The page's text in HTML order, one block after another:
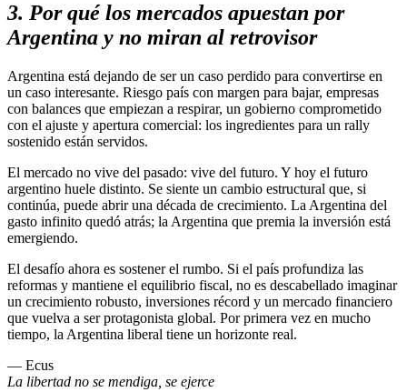
3. Por qué los mercados apuestan por
Argentina y no miran al retrovisor
Argentina está dejando de ser un caso perdido para convertirse en
un caso interesante. Riesgo país con margen para bajar, empresas
con balances que empiezan a respirar, un gobierno comprometido
con el ajuste y apertura comercial: los ingredientes para un rally
sostenido están servidos.
El mercado no vive del pasado: vive del futuro. Y hoy el futuro
argentino huele distinto. Se siente un cambio estructural que, si
continúa, puede abrir una década de crecimiento. La Argentina del
gasto infinito quedó atrás; la Argentina que premia la inversión está
emergiendo.
El desafío ahora es sostener el rumbo. Si el país profundiza las
reformas y mantiene el equilibrio fiscal, no es descabellado imaginar
un crecimiento robusto, inversiones récord y un mercado financiero
que vuelva a ser protagonista global. Por primera vez en mucho
tiempo, la Argentina liberal tiene un horizonte real.
— Ecus
La libertad no se mendiga, se ejerce